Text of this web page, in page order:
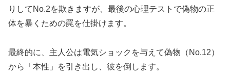
りしてNo.2を欺きますが、最後の心理テストで偽物の正
体を暴くための罠を仕掛けます。
最終的に、主人公は電気ショックを与えて偽物（No.12）
から「本性」を引き出し、彼を倒します。